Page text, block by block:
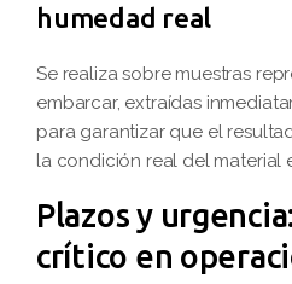
humedad real
Se realiza sobre muestras
embarcar, extraídas
para garantizar que el
la condición real del material
Plazos y
crítico en